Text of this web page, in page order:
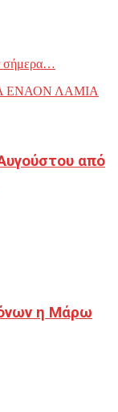
σήμερα…
ΕΝΑΟΝ ΛΑΜΙΑ
από
η Μάρω